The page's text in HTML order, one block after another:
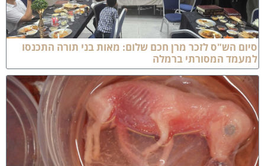
הש"ס לזכר מרן חכם שלום: מאות בני תורה התכנסו
המסורתי ברמלה